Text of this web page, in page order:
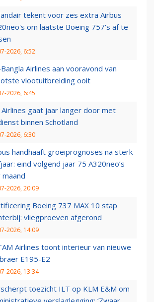
tekent voor zes extra Airbus
om laatste Boeing 757's af te
2026, 6:52
Bangla Airlines aan vooravond van
vlootuitbreiding ooit
2026, 6:45
Airlines gaat jaar langer door met
binnen Schotland
2026, 6:30
handhaaft groeiprognoses na sterk
eind volgend jaar 75 A320neo’s
2026, 20:09
Boeing 737 MAX 10 stap
vliegproeven afgerond
2026, 14:09
Airlines toont interieur van nieuwe
E195-E2
2026, 13:34
toezicht ILT op KLM E&M om